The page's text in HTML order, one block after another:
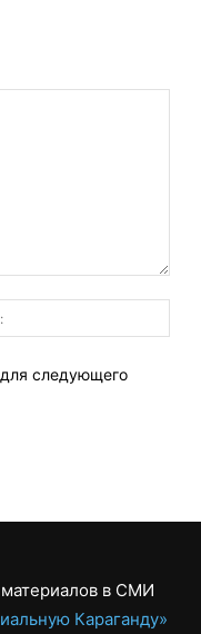
Сайт:
следующего
в СМИ
Караганду»